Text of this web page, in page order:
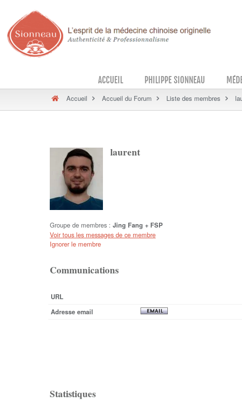
ACCUEIL PHILIPPE SIONNEAU
Accueil Accueil du Forum Liste des membres
laurent
Groupe de membres : Jing Fang + FSP
Voir tous les messages de ce membre
Ignorer le membre
Communications
URL
Adresse email
Statistiques